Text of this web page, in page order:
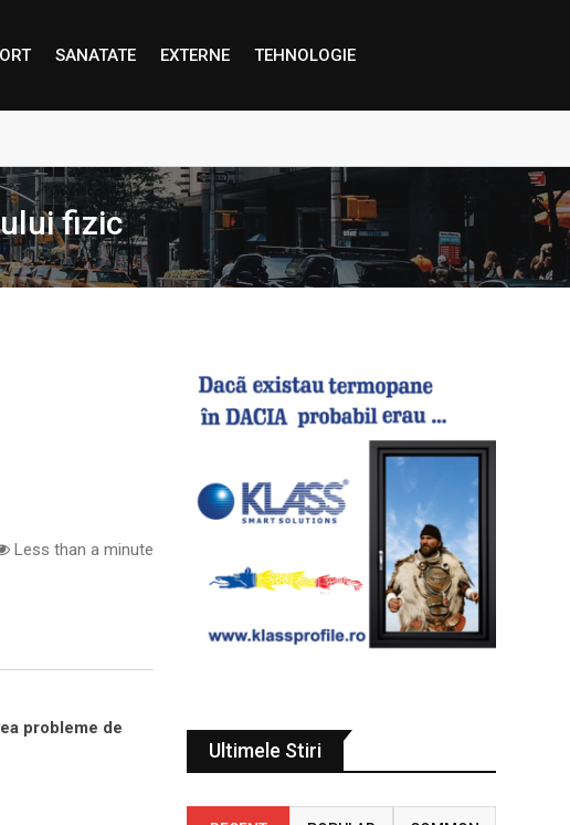
SANATATE EXTERNE TEHNOLOGIE
mai aproape decât credem”
fizic
Less than a minute
probleme de
Ultimele Stiri